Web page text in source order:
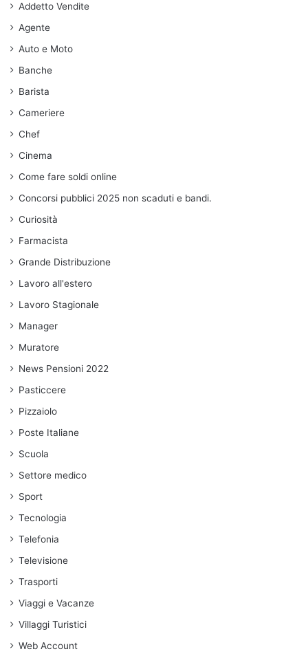
Addetto Vendite
Agente
Auto e Moto
Banche
Barista
Cameriere
Chef
Cinema
Come fare soldi online
Concorsi pubblici 2025 non scaduti e bandi.
Curiosità
Farmacista
Grande Distribuzione
Lavoro all'estero
Lavoro Stagionale
Manager
Muratore
News Pensioni 2022
Pasticcere
Pizzaiolo
Poste Italiane
Scuola
Settore medico
Sport
Tecnologia
Telefonia
Televisione
Trasporti
Viaggi e Vacanze
Villaggi Turistici
Web Account